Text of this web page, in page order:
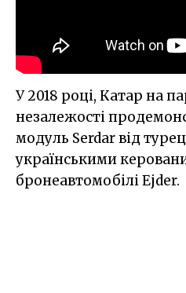
У 2018 році, Катар на
незалежості
модуль Serdar від
українськими
бронеавтомобілі Ejder.